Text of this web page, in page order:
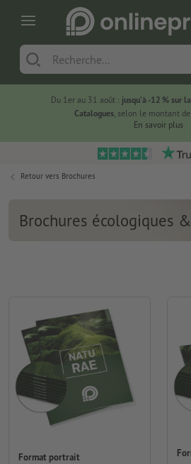
Du 1er au 31 août : jusqu’à -12 % sur
Catalogues, selon le montant
En savoir plus
Retour vers Brochures
Brochures écologiques
Format portrait